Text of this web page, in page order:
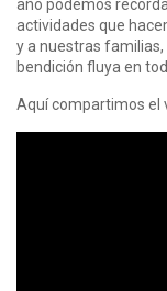
año podemos
actividades que
y a nuestras
bendición fluya en
Aquí compartimos el